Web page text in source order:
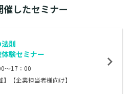
催したセミナー
則
験セミナー
～17：00
】【企業担当者様向け】